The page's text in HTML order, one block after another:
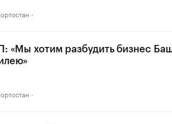
«Мы хотим разбудить бизнес